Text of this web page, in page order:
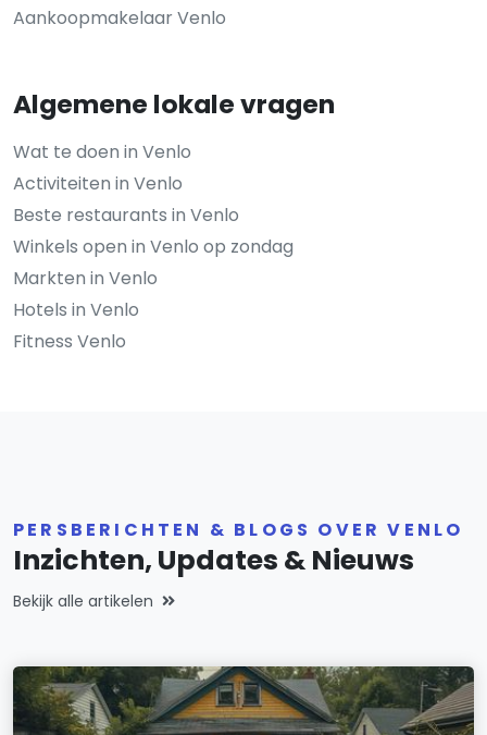
Aankoopmakelaar Venlo
Algemene lokale vragen
Wat te doen in Venlo
Activiteiten in Venlo
Beste restaurants in Venlo
Winkels open in Venlo op zondag
Markten in Venlo
Hotels in Venlo
Fitness Venlo
PERSBERICHTEN & BLOGS OVER VENLO
Inzichten, Updates & Nieuws
Bekijk alle artikelen